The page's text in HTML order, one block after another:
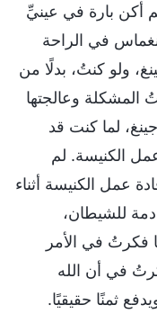
أكن بارة في عينيِّ
في الراحة
ولو كنتُ، بدلًا من
المشكلة وعالجتها
لما كنت قد
الكنيسة. لم
عمل الكنيسة أثناء
للشيطان،
فكرتُ في الأمر
في أن الله
ثمنًا حقيقيًا.